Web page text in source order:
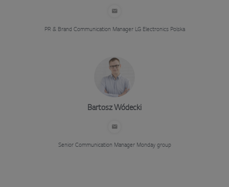
PR & Brand Communication ManagerLG Electronics Polska
Bartosz Wódecki
Senior Communication ManagerMonday group